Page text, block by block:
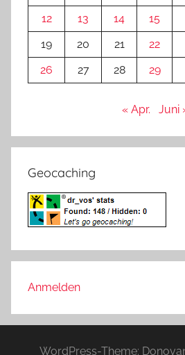
12
13 14 15
19
20 21 22
26
27 28 29
« Apr. Juni
Geocaching
Anmelden
WordPress-Theme: